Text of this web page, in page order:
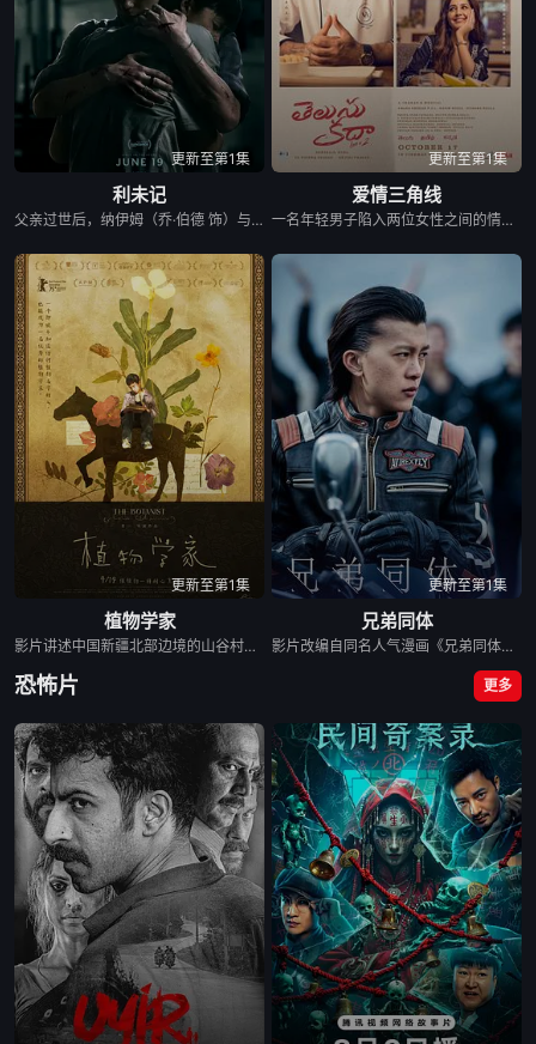
更新至第1集
利未记
父亲过世后，纳伊姆（乔·伯德 饰）与母亲（米娅·华希科沃斯卡 饰）搬到一座保守的宗教小镇，试图展开全新生活。在这里，他结识了俊美少年莱恩（史泰西·克劳森 饰），一段无法见容于世的恋情悄然萌芽。然而，当纳伊姆意外撞见莱恩与牧师之子亨特（杰瑞米·布莱维特 饰）难以启齿的秘密后，他因为心生嫉妒而揭发真相。亨特的父母随即请来驱魔师，企图透过驱逐同性欲望的仪式来“矫正”两人。没想到，这场仪式非但没有带来救赎，反而诱发出诡异的超自然力量。这股力量，会化身成受害者内心最渴望的人，利用最亲密的记忆，以及最深层的欲望逐步近逼，将爱化作最致命的恐惧。随着离奇事件接连发生，亨特惨遭杀害，莱恩也逐渐被这股神秘力量侵蚀。为了拯救挚爱，纳伊姆试图向警方求助，却没人相信他的说词，两人的禁忌恋情更因此曝光。当眼前的人可能是最深爱的人，也可能是最可怕的魔魇，纳伊姆必须在爱与恐惧之间，...
更新至第1集
爱情三角线
一名年轻男子陷入两位女性之间的情感三角恋，迫使他面对关于人际关系、家庭纽带以及自身身份的深刻问题。
更新至第1集
植物学家
影片讲述中国新疆北部边境的山谷村庄里，孤独的哈萨克族男孩与植物为伴，他在追寻逝去的时光中，逐渐隐入植物世界的梦幻寓言。
更新至第1集
兄弟同体
影片改编自同名人气漫画《兄弟同体》。讲述了双胞胎兄弟“白虎”和“泰山”在经历了一场车祸后共用一个身体，在遇到同校女生方筐筐后，兄弟之间生活的默契与共存的规则被慢慢打破，同时对女主产生的爱恋导致一系列出人意料的事情发生的故事。
恐怖片 更多